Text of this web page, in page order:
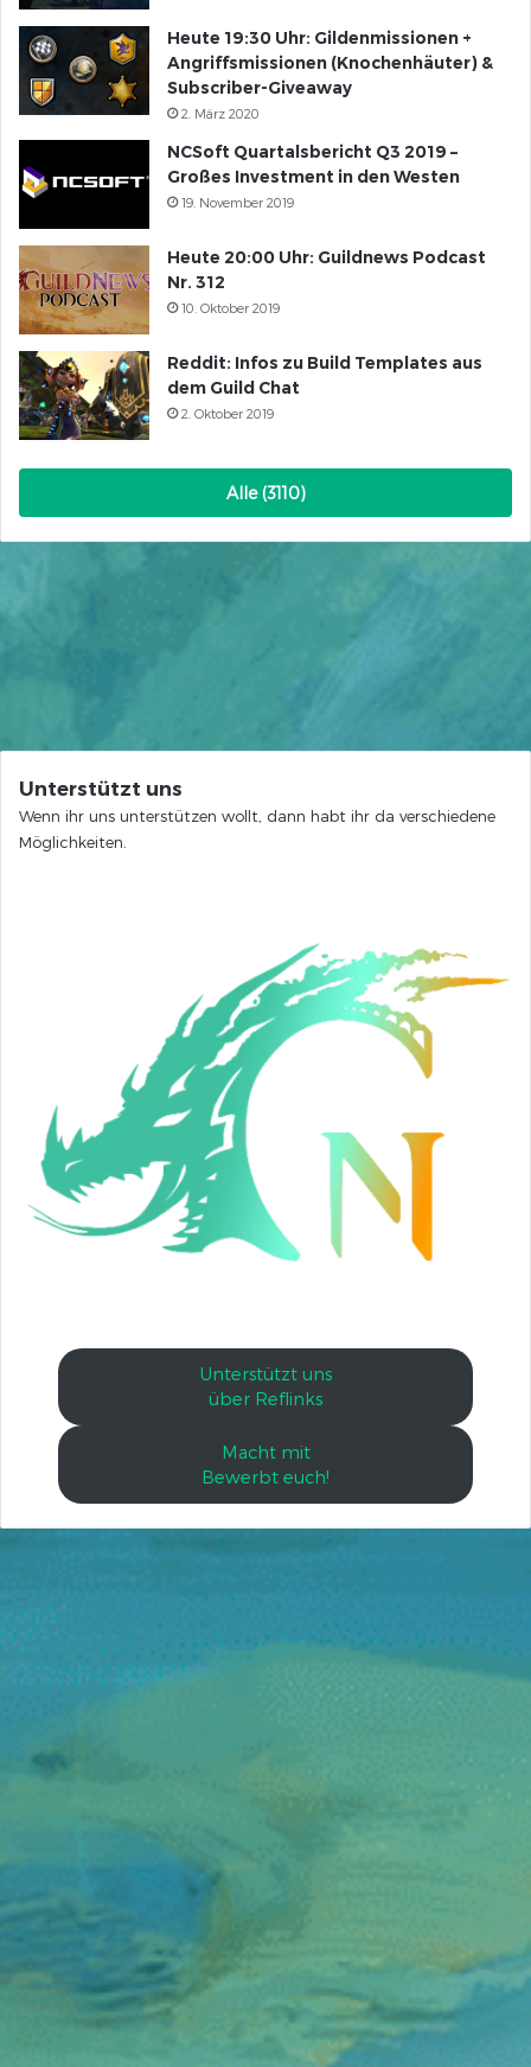
Heute 19:30 Uhr: Gildenmissionen +
Angriffsmissionen (Knochenhäuter) &
Subscriber-Giveaway
2. März 2020
NCSoft Quartalsbericht Q3 2019 –
Großes Investment in den Westen
19. November 2019
Heute 20:00 Uhr: Guildnews Podcast
Nr. 312
10. Oktober 2019
Reddit: Infos zu Build Templates aus
dem Guild Chat
2. Oktober 2019
Alle (3110)
Unterstützt uns
Wenn ihr uns unterstützen wollt, dann habt ihr da verschiedene
Möglichkeiten.
Unterstützt uns
über Reflinks
Macht mit
Bewerbt euch!